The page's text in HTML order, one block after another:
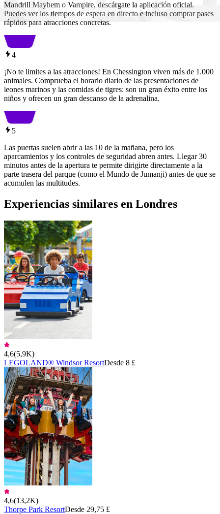
Mandrill Mayhem o Vampire, descárgate la aplicación oficial.
Puedes ver los tiempos de espera en directo e incluso comprar pases
rápidos para atracciones concretas.
4
¡No te limites a las atracciones! En Chessington viven más de 1.000
animales. Comprueba el horario diario de las presentaciones de
leones marinos y las comidas de tigres: son un gran éxito entre los
niños y ofrecen un gran descanso de la adrenalina.
5
Las puertas suelen abrir a las 10 de la mañana, pero los
aparcamientos y los controles de seguridad abren antes. Llegar 30
minutos antes de la apertura te permite dirigirte directamente a la
parte trasera del parque (como el Mundo de Jumanji) antes de que se
acumulen las multitudes.
Experiencias similares en Londres
4,6(5,9K)
LEGOLAND® Windsor ResortDesde 8 £
4,6(13,2K)
Thorpe Park ResortDesde 29,75 £